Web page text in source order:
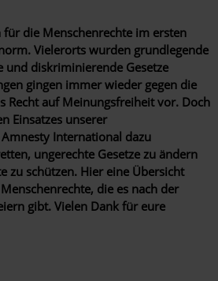
die Menschenrechte im ersten
Vielerorts wurden grundlegende
und diskriminierende Gesetze
gingen immer wieder gegen die
Recht auf Meinungsfreiheit vor. Doch
Einsatzes unserer
International dazu
ungerechte Gesetze zu ändern
zu schützen. Hier eine Übersicht
die es nach der
gibt. Vielen Dank für eure